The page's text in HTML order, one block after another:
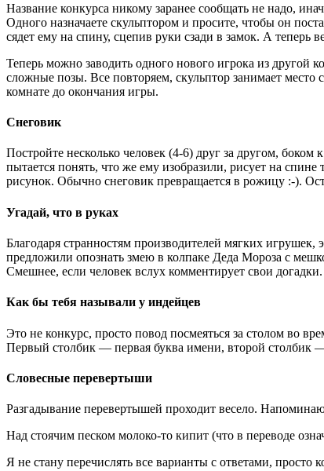
Название конкурса никому заранее сообщать не надо,
Одного назначаете скульптором и просите, чтобы он
сядет ему на спину, сцепив руки сзади в замок. А теперь
Теперь можно заводить одного нового игрока из
сложные позы. Все повторяем, скульптор занимает место
комнате до окончания игры.
Снеговик
Постройте несколько человек (4-6) друг за другом,
пытается понять, что же ему изобразили, рисует на
рисунок. Обычно снеговик превращается в рожицу :-).
Угадай, что в руках
Благодаря странностям производителей мягких
предложили опознать змею в колпаке Деда Мороза с
Смешнее, если человек вслух комментирует свои догадки.
Как бы тебя называли у индейцев
Это не конкурс, просто повод посмеяться за столом во
Первый столбик — первая буква имени, второй
Словесные перевертыши
Разгадывание перевертышей проходит весело.
Над стоячим песком молоко-то кипит (что в переводе
Я не стану перечислять все варианты с ответами, просто